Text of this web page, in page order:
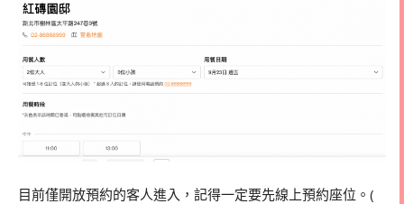
目前僅開放預約的客人進入，記得一定要先線上預約座位。(